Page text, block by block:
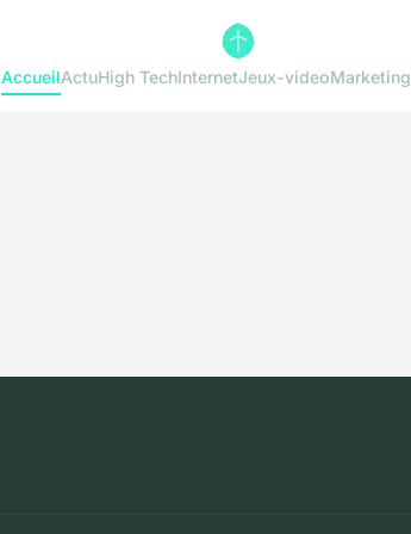
AccueilActuHigh TechInternetJeux-videoMarketing